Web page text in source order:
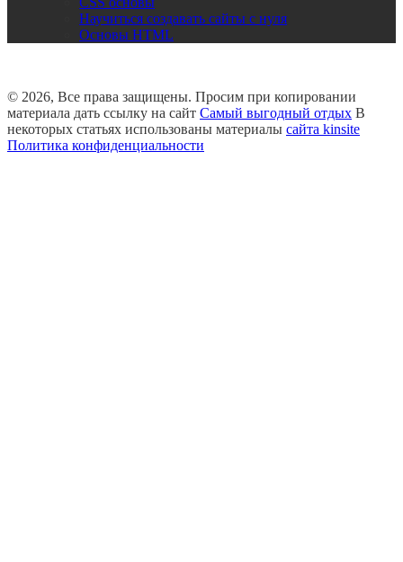
Научиться создавать сайты с нуля
Основы HTML
© 2026, Все права защищены. Просим при копировании
материала дать ссылку на сайт Самый выгодный отдых В
некоторых статьях использованы материалы сайта kinsite
Политика конфиденциальности